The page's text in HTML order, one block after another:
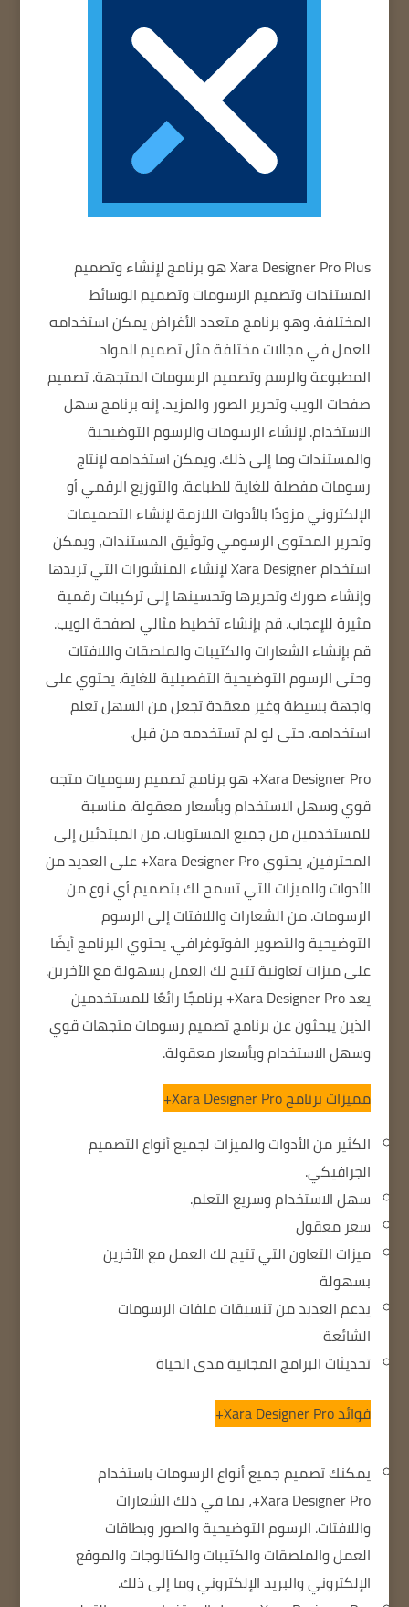
Xara Designer Pro Plusهو برنامج لإنشاء وتصميم
المستندات وتصميم الرسومات وتصميم الوسائط
المختلفة. وهو برنامج متعدد الأغراض يمكن استخدامه
للعمل في مجالات مختلفة مثل تصميم المواد
المطبوعة والرسم وتصميم الرسومات المتجهة. تصميم
صفحات الويب وتحرير الصور والمزيد. إنه برنامج سهل
الاستخدام. لإنشاء الرسومات والرسوم التوضيحية
والمستندات وما إلى ذلك. ويمكن استخدامه لإنتاج
رسومات مفصلة للغاية للطباعة. والتوزيع الرقمي أو
الإلكتروني مزودًا بالأدوات اللازمة لإنشاء التصميمات
وتحرير المحتوى الرسومي وتوثيق المستندات، ويمكن
استخدام Xara Designer لإنشاء المنشورات التي تريدها
وإنشاء صورك وتحريرها وتحسينها إلى تركيبات رقمية
مثيرة للإعجاب. قم بإنشاء تخطيط مثالي لصفحة الويب.
قم بإنشاء الشعارات والكتيبات والملصقات واللافتات
وحتى الرسوم التوضيحية التفصيلية للغاية. يحتوي على
واجهة بسيطة وغير معقدة تجعل من السهل تعلم
استخدامه. حتى لو لم تستخدمه من قبل.
Xara Designer Pro+ هو برنامج تصميم رسوميات متجه
قوي وسهل الاستخدام وبأسعار معقولة. مناسبة
للمستخدمين من جميع المستويات. من المبتدئين إلى
المحترفين، يحتوي Xara Designer Pro+ على العديد من
الأدوات والميزات التي تسمح لك بتصميم أي نوع من
الرسومات. من الشعارات واللافتات إلى الرسوم
التوضيحية والتصوير الفوتوغرافي. يحتوي البرنامج أيضًا
على ميزات تعاونية تتيح لك العمل بسهولة مع الآخرين.
يعد Xara Designer Pro+ برنامجًا رائعًا للمستخدمين
الذين يبحثون عن برنامج تصميم رسومات متجهات قوي
وسهل الاستخدام وبأسعار معقولة.
مميزات برنامج Xara Designer Pro+
الكثير من الأدوات والميزات لجميع أنواع التصميم
الجرافيكي.
سهل الاستخدام وسريع التعلم.
سعر معقول
ميزات التعاون التي تتيح لك العمل مع الآخرين
بسهولة
يدعم العديد من تنسيقات ملفات الرسومات
الشائعة
تحديثات البرامج المجانية مدى الحياة
فوائد Xara Designer Pro+
يمكنك تصميم جميع أنواع الرسومات باستخدام
Xara Designer Pro+، بما في ذلك الشعارات
واللافتات. الرسوم التوضيحية والصور وبطاقات
العمل والملصقات والكتيبات والكتالوجات والموقع
الإلكتروني والبريد الإلكتروني وما إلى ذلك.